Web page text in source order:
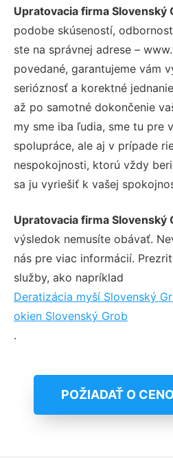
Upratovacia firma Slovenský
podobe skúseností,
ste na správnej adrese –
povedané, garantujeme vám
serióznosť a korektné
až po samotné dokončenie
my sme iba ľudia, sme tu pre
spolupráce, ale aj v prípade
nespokojnosti, ktorú vždy
sa ju vyriešiť k vašej
Upratovacia firma Slovenský
výsledok nemusíte obávať.
nás pre viac informácií.
služby, ako napríklad
Deratizácia myší Slovenský
okien Slovenský Grob
.
POŽIADAŤ O